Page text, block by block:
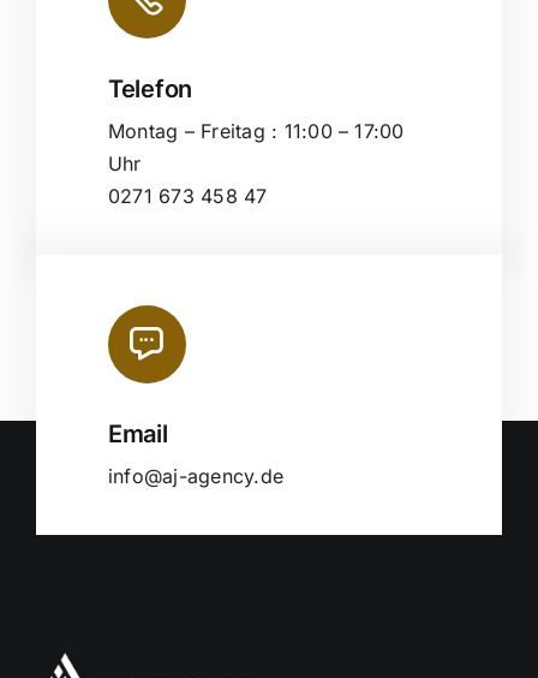
Telefon
Montag – Freitag : 11:00 – 17:00
Uhr
0271 673 458 47
Email
info@aj-agency.de